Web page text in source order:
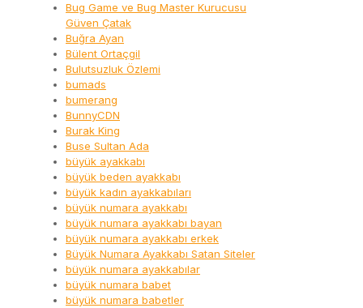
Bug Game ve Bug Master Kurucusu
Güven Çatak
Buğra Ayan
Bülent Ortaçgil
Bulutsuzluk Özlemi
bumads
bumerang
BunnyCDN
Burak King
Buse Sultan Ada
büyük ayakkabı
büyük beden ayakkabı
büyük kadın ayakkabıları
büyük numara ayakkabı
büyük numara ayakkabı bayan
büyük numara ayakkabı erkek
Büyük Numara Ayakkabı Satan Siteler
büyük numara ayakkabılar
büyük numara babet
büyük numara babetler